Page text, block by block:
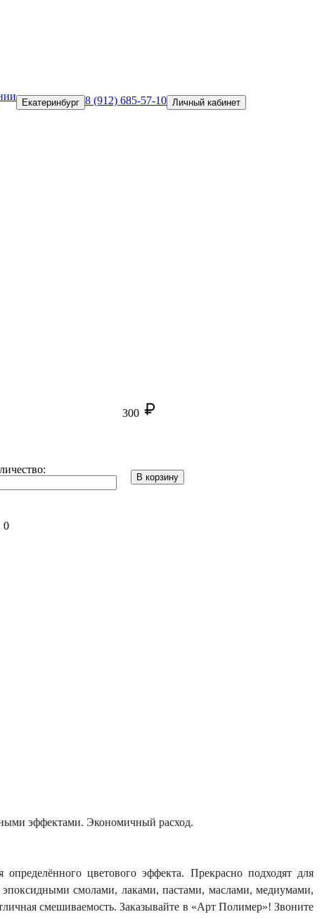
Екатеринбург 8 (912) 685-57-10 Личный кабинет
300
В корзину
0
эффектами. Экономичный расход.
цветового эффекта. Прекрасно подходят для
смолами, лаками, пастами, маслами, медиумами,
смешиваемость. Заказывайте в «Арт Полимер»! Звоните